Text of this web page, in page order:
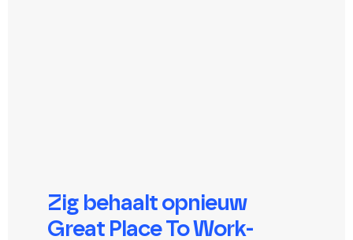
Zig behaalt opnieuw
Great Place To Work-